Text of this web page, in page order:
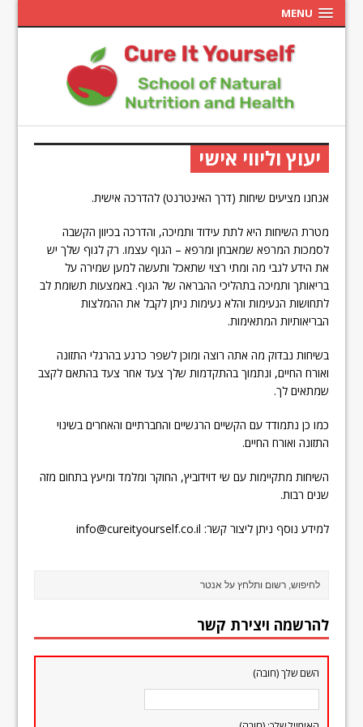
MENU
יעוץ וליווי אישי
אנחנו מציעים שיחות (דרך האינטרנט) להדרכה אישית.
מטרת השיחות היא לתת עידוד ותמיכה, והדרכה בכיוון הקשבה
לסמכות המרפא שמאבחן ומרפא – הגוף עצמו. רק לגוף שלך יש
את הידע לגבי מה ומתי רצוי שתאכל ותעשה למען שמירה על
בריאותך ותמיכה בתהליכי ההבראה של הגוף. באמצעות תשומת לב
לתחושות הנעימות והלא נעימות ניתן לקבל את ההמלצות
הבריאותיות המתאימות.
בשיחות נבדוק מה אתה רוצה ומוכן לשפר כרגע בהרגלי התזונה
ואורח החיים, ונתמוך בהתקדמות שלך צעד אחר צעד בהתאם לקצב
שמתאים לך.
כמו כן נתמודד עם הקשיים הרגשיים והחברתיים והאחרים בשינוי
התזונה ואורח החיים.
השיחות מתקיימות עם שי דוידוביץ, החוקר ומלמד ומיעץ בתחום מזה
שנים רבות.
למידע נוסף ניתן ליצור קשר: info@cureityourself.co.il
להרשמה ויצירת קשר
השם שלך (חובה)